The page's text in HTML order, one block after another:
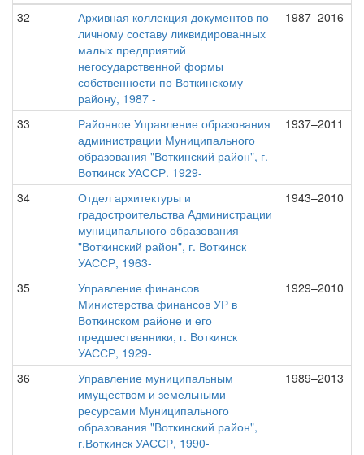
32
Архивная коллекция документов по
личному составу ликвидированных
малых предприятий
негосударственной формы
собственности по Воткинскому
району, 1987 -
1987–2016
33
Районное Управление образования
администрации Муниципального
образования "Воткинский район", г.
Воткинск УАССР. 1929-
1937–2011
34
Отдел архитектуры и
градостроительства Администрации
муниципального образования
"Воткинский район", г. Воткинск
УАССР, 1963-
1943–2010
35
Управление финансов
Министерства финансов УР в
Воткинском районе и его
предшественники, г. Воткинск
УАССР, 1929-
1929–2010
36
Управление муниципальным
имуществом и земельными
ресурсами Муниципального
образования "Воткинский район",
г.Воткинск УАССР, 1990-
1989–2013